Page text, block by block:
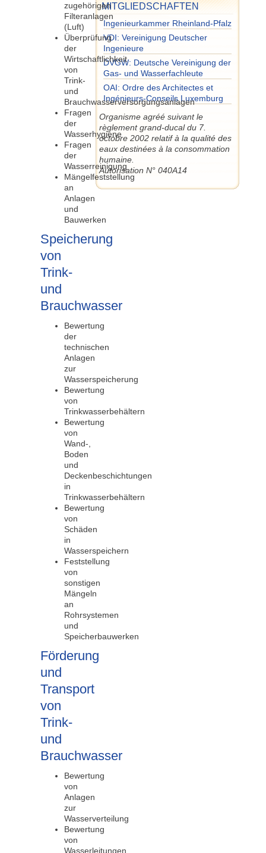
MITGLIEDSCHAFTEN
Ingenieurkammer Rheinland-Pfalz
VDI: Vereinigung Deutscher
Ingenieure
DVGW: Deutsche Vereinigung der
Gas- und Wasserfachleute
OAI: Ordre des Architectes et
Ingénieurs-Conseils Luxemburg
Organisme agréé suivant le
règlement grand-ducal du 7.
octobre 2002 relatif à la qualité des
eaux destinées à la consommation
humaine.
Autorisation N° 040A14
zugehörigen
Filteranlagen
(Luft)
Überprüfung
der
Wirtschaftlichkeit
von
Trink-
und
Brauchwasserversorgungsanlagen
Fragen
der
Wasserhygiene
Fragen
der
Wasserreinigung
Mängelfeststellung
an
Anlagen
und
Bauwerken
Speicherung
von
Trink-
und
Brauchwasser
Bewertung
der
technischen
Anlagen
zur
Wasserspeicherung
Bewertung
von
Trinkwasserbehältern
Bewertung
von
Wand-,
Boden
und
Deckenbeschichtungen
in
Trinkwasserbehältern
Bewertung
von
Schäden
in
Wasserspeichern
Feststellung
von
sonstigen
Mängeln
an
Rohrsystemen
und
Speicherbauwerken
Förderung
und
Transport
von
Trink-
und
Brauchwasser
Bewertung
von
Anlagen
zur
Wasserverteilung
Bewertung
von
Wasserleitungen